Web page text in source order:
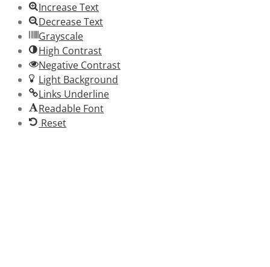
Increase Text
Decrease Text
Grayscale
High Contrast
Negative Contrast
Light Background
Links Underline
Readable Font
Reset